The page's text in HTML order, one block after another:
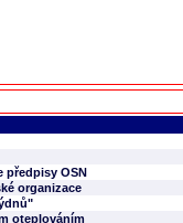
předpisy OSN
organizace
oteplováním